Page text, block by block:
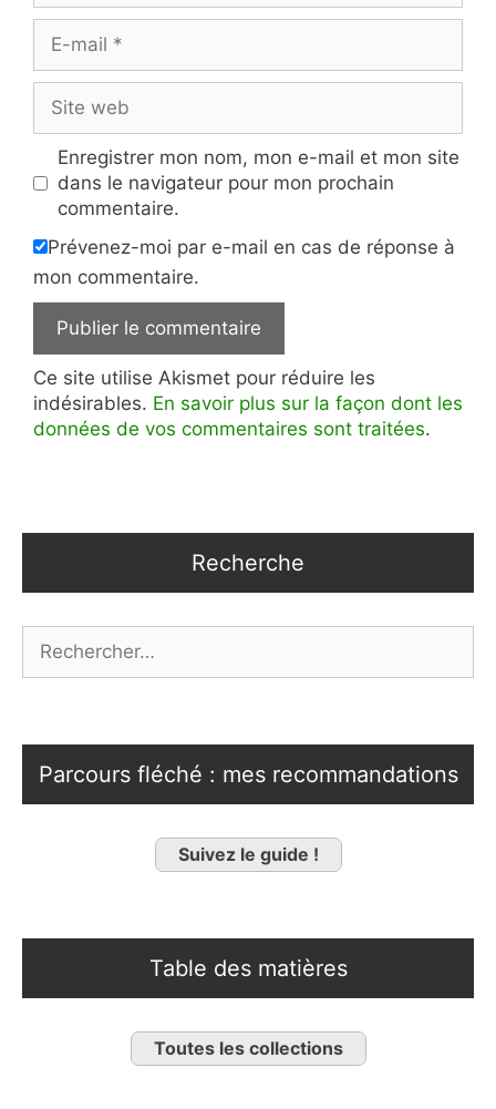
mail
web
Enregistrer mon nom, mon e-mail et mon site
dans le navigateur pour mon prochain
commentaire.
Prévenez-moi par e-mail en cas de réponse à
mon commentaire.
Ce site utilise Akismet pour réduire les
indésirables. En savoir plus sur la façon dont les
données de vos commentaires sont traitées.
Recherche
Parcours fléché : mes recommandations
Suivez le guide !
Table des matières
Toutes les collections